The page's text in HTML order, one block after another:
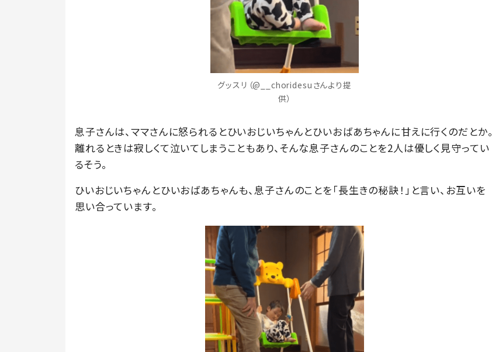
グッスリ（@__choridesuさんより提
供）
息子さんは、ママさんに怒られるとひいおじいちゃんとひいおばあちゃんに甘えに行くのだとか。
離れるときは寂しくて泣いてしまうこともあり、そんな息子さんのことを2人は優しく見守ってい
るそう。
ひいおじいちゃんとひいおばあちゃんも、息子さんのことを「長生きの秘訣！」と言い、お互いを
思い合っています。